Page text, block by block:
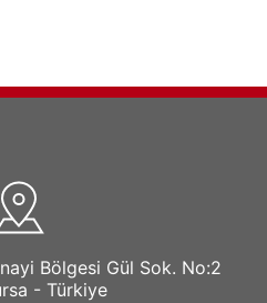
Bölgesi Gül Sok. No:2
- Türkiye